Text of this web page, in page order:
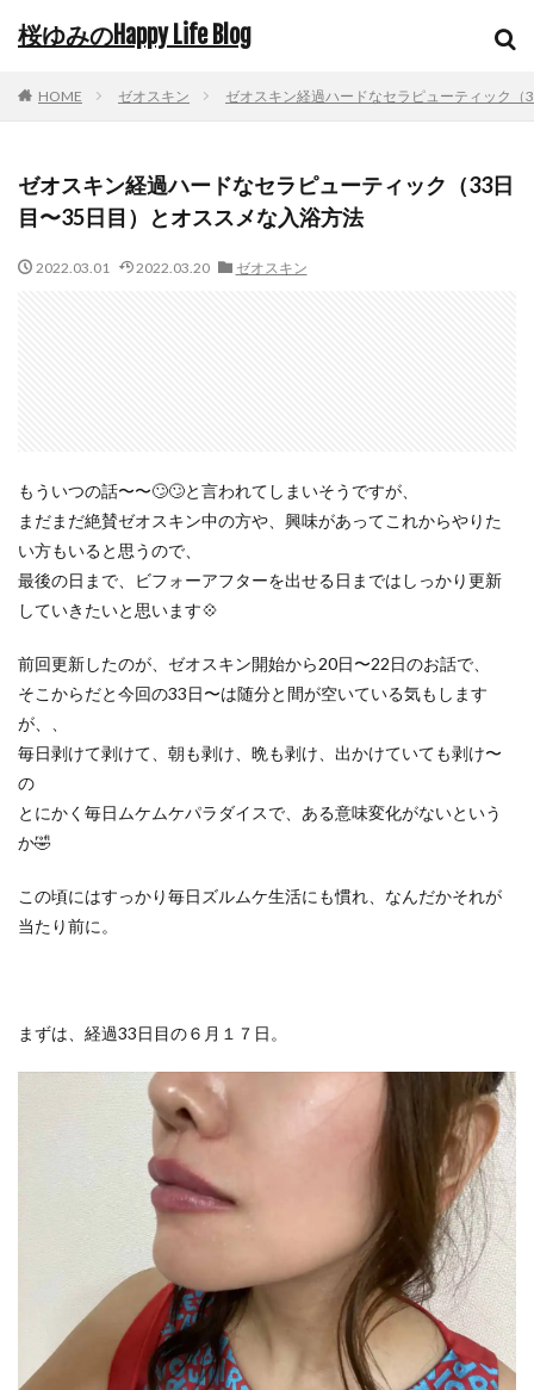
桜ゆみのHappy Life Blog
HOME ゼオスキン ゼオスキン経過ハードなセラピューティック
ゼオスキン経過ハードなセラピューティック（33日
目〜35日目）とオススメな入浴方法
2022.03.01 2022.03.20 ゼオスキン
もういつの話〜〜🙄🙄と言われてしまいそうですが、
まだまだ絶賛ゼオスキン中の方や、興味があってこれからやりた
い方もいると思うので、
最後の日まで、ビフォーアフターを出せる日まではしっかり更新
していきたいと思います💠
前回更新したのが、ゼオスキン開始から20日〜22日のお話で、
そこからだと今回の33日〜は随分と間が空いている気もします
が、、
毎日剥けて剥けて、朝も剥け、晩も剥け、出かけていても剥け〜
の
とにかく毎日ムケムケパラダイスで、ある意味変化がないという
か🤣
この頃にはすっかり毎日ズルムケ生活にも慣れ、なんだかそれが
当たり前に。
まずは、経過33日目の６月１７日。